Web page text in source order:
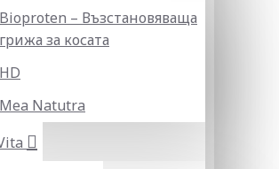
Bioproten – Възстановяваща
грижа за косата
HD
Mea Natutra